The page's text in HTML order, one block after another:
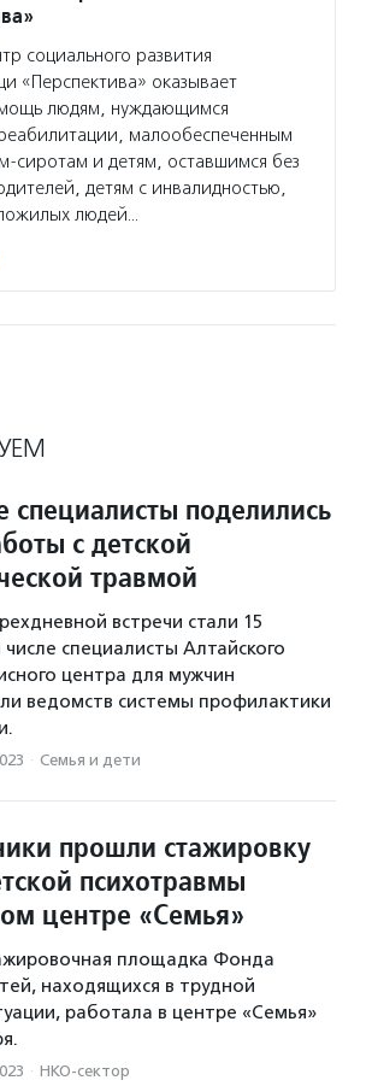
социального развития
«Перспектива» оказывает
людям, нуждающимся
малообеспеченным
сиротам и детям, оставшимся без
детям с инвалидностью,
людей…
специалисты поделились
с детской
травмой
встречи стали 15
специалисты Алтайского
центра для мужчин
ведомств системы профилактики
· Семья и дети
прошли стажировку
психотравмы
центре «Семья»
площадка Фонда
находящихся в трудной
работала в центре «Семья»
· НКО-сектор